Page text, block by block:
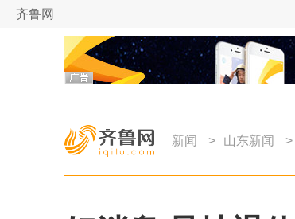
齐鲁网
新闻 > 山东新闻 >